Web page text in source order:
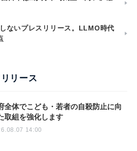
ないプレスリリース。LLMO時代
リース
全体でこども・若者の自殺防止に向
取組を強化します
14:00